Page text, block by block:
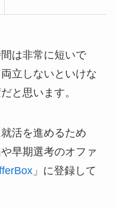
は非常に短いで
立しないといけな
と思います。
活を進めるため
早期選考のオファ
」に登録して